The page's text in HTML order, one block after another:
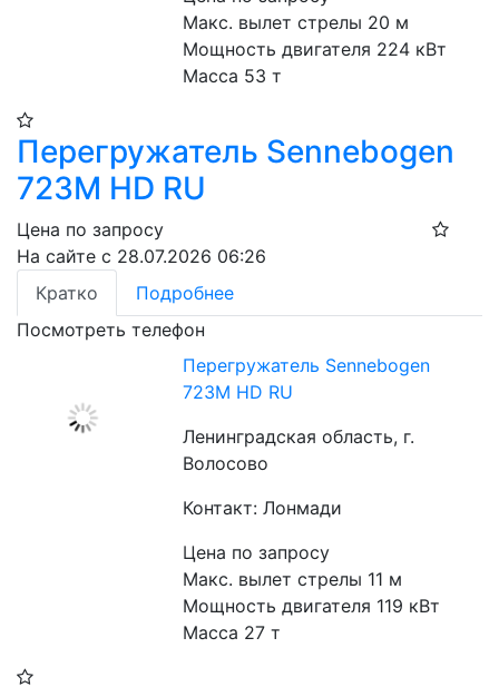
Макс. вылет стрелы 20 м
Мощность двигателя 224 кВт
Масса 53 т
Перегружатель Sennebogen
723M HD RU
Цена по запросу
На сайте с 28.07.2026 06:26
Кратко
Подробнее
Посмотреть телефон
Перегружатель Sennebogen
723M HD RU
Ленинградская область, г.
Волосово
Контакт: Лонмади
Цена по запросу
Макс. вылет стрелы 11 м
Мощность двигателя 119 кВт
Масса 27 т